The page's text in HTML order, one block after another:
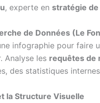
, experte en stratégie
de Données (Le
infographie pour faire
Analyse les requêtes de
des statistiques
la Structure Visuelle